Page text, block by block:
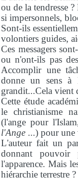
ou de la tendresse
si impersonnels,
Sont-ils
volontiers guides,
Ces messagers
ou n'ont-ils pas
Accomplir une
donne un sens à
grandit...Cela vient
Cette étude
le christianisme
(l'ange pour
l'Ange ...) pour une
L'auteur fait un
donnant pouvoir
l'apparence. Mais
hiérarchie terrestre ?